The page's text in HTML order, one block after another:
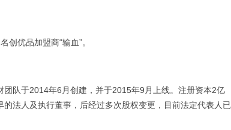
优品加盟商“输血”。
队于2014年6月创建，并于2015年9月上线。注册资本2亿
法人及执行董事，后经过多次股权变更，目前法定代表人已